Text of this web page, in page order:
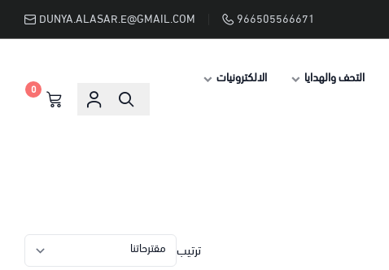
966505566671
DUNYA.ALASAR.E@GMAIL.COM
التحف والهدايا الالكترونيات
0
ترتيب